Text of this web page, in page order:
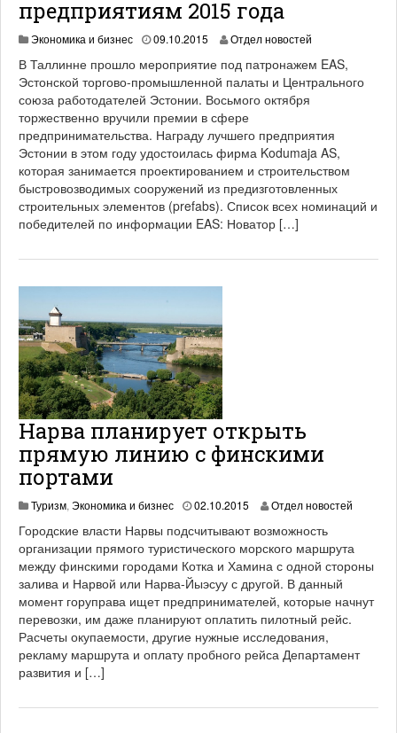
предприятиям 2015 года
Экономика и бизнес 09.10.2015
.
0
6
0
2
1
Отдел новостей
В Таллинне прошло мероприятие под патронажем EAS,
Эстонской торгово-промышленной палаты и Центрального
союза работодателей Эстонии. Восьмого октября
торжественно вручили премии в сфере
предпринимательства. Награду лучшего предприятия
Эстонии в этом году удостоилась фирма Kodumaja AS,
которая занимается проектированием и строительством
быстровозводимых сооружений из предизготовленных
строительных элементов (prefabs). Список всех номинаций и
победителей по информации EAS: Новатор […]
Нарва планирует открыть
прямую линию с финскими
портами
Туризм, Экономика и бизнес 02.10.2015
.
0
6
.
2
0
2
1
Отдел новостей
Городские власти Нарвы подсчитывают возможность
организации прямого туристического морского маршрута
между финскими городами Котка и Хамина с одной стороны
залива и Нарвой или Нарва-Йыэсуу с другой. В данный
момент горуправа ищет предпринимателей, которые начнут
перевозки, им даже планируют оплатить пилотный рейс.
Расчеты окупаемости, другие нужные исследования,
рекламу маршрута и оплату пробного рейса Департамент
развития и […]